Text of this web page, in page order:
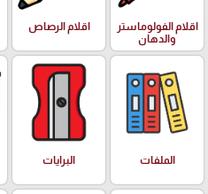
اقلام الفولوماستر
والدهان
اقلام الرصاص
الملفات البرايات